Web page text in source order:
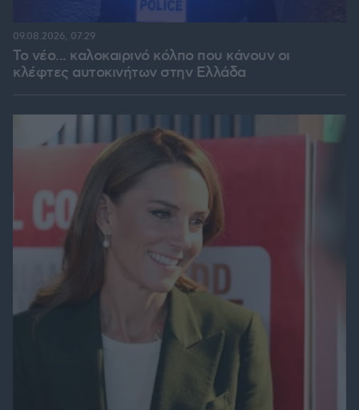
Το νέο... καλοκαιρινό κόλπο που κάνουν οι
κλέφτες αυτοκινήτων στην Ελλάδα
09.08.2026, 07:29